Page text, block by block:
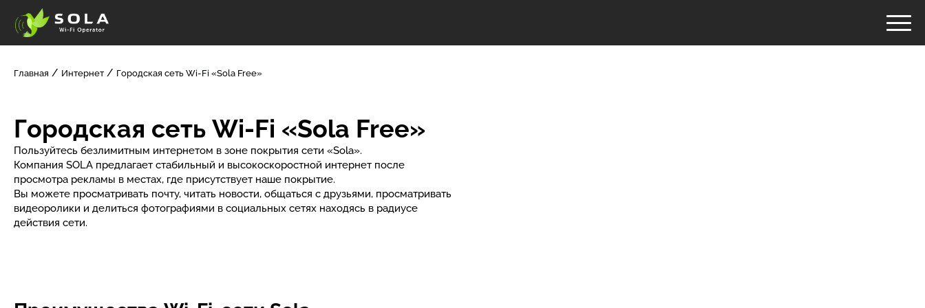
Главная Интернет Городская сеть Wi-Fi «Sola Free»
Городская сеть Wi-Fi «Sola Free»
Пользуйтесь безлимитным интернетом в зоне покрытия сети «Sola».
Компания SOLA предлагает стабильный и высокоскоростной интернет после
просмотра рекламы в местах, где присутствует наше покрытие.
Вы можете просматривать почту, читать новости, общаться с друзьями, просматривать
видеоролики и делиться фотографиями в социальных сетях находясь в радиусе
действия сети.